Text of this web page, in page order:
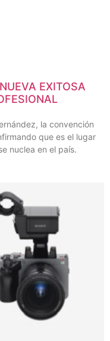
EXITOSA
la convención
que es el lugar
nuclea en el país.